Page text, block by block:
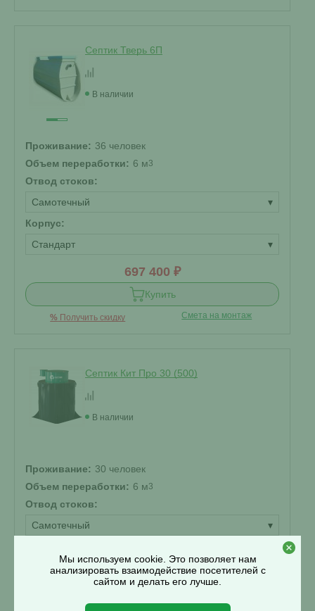
Септик Тверь 6П
В наличии
Проживание: 36 человек
Объем переработки: 6 м3
Отвод стоков:
Самотечный
▾
Корпус:
Стандарт
▾
697 400 ₽
Купить
% Получить скидку Смета на монтаж
Септик Кит Про 30 (500)
В наличии
Проживание: 30 человек
Объем переработки: 6 м3
Отвод стоков:
Самотечный
▾
Стандарт
Мы используем cookie. Это позволяет нам
анализировать взаимодействие посетителей с
сайтом и делать его лучше.